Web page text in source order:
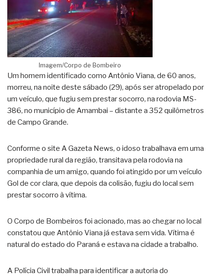
Imagem/Corpo de Bombeiro
Um homem identificado como Antônio Viana, de 60 anos,
morreu, na noite deste sábado (29), após ser atropelado por
um veículo, que fugiu sem prestar socorro, na rodovia MS-
386, no município de Amambai – distante a 352 quilômetros
de Campo Grande.
Conforme o site A Gazeta News, o idoso trabalhava em uma
propriedade rural da região, transitava pela rodovia na
companhia de um amigo, quando foi atingido por um veículo
Gol de cor clara, que depois da colisão, fugiu do local sem
prestar socorro à vítima.
O Corpo de Bombeiros foi acionado, mas ao chegar no local
constatou que Antônio Viana já estava sem vida. Vítima é
natural do estado do Paraná e estava na cidade a trabalho.
A Polícia Civil trabalha para identificar a autoria do